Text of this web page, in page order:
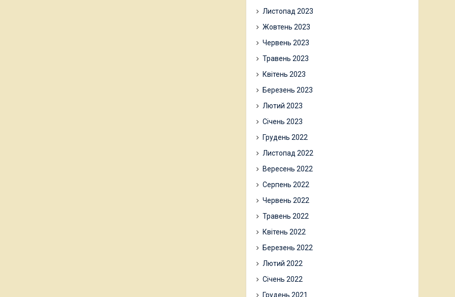
Листопад 2023
Жовтень 2023
Червень 2023
Травень 2023
Квітень 2023
Березень 2023
Лютий 2023
Січень 2023
Грудень 2022
Листопад 2022
Вересень 2022
Серпень 2022
Червень 2022
Травень 2022
Квітень 2022
Березень 2022
Лютий 2022
Січень 2022
Грудень 2021